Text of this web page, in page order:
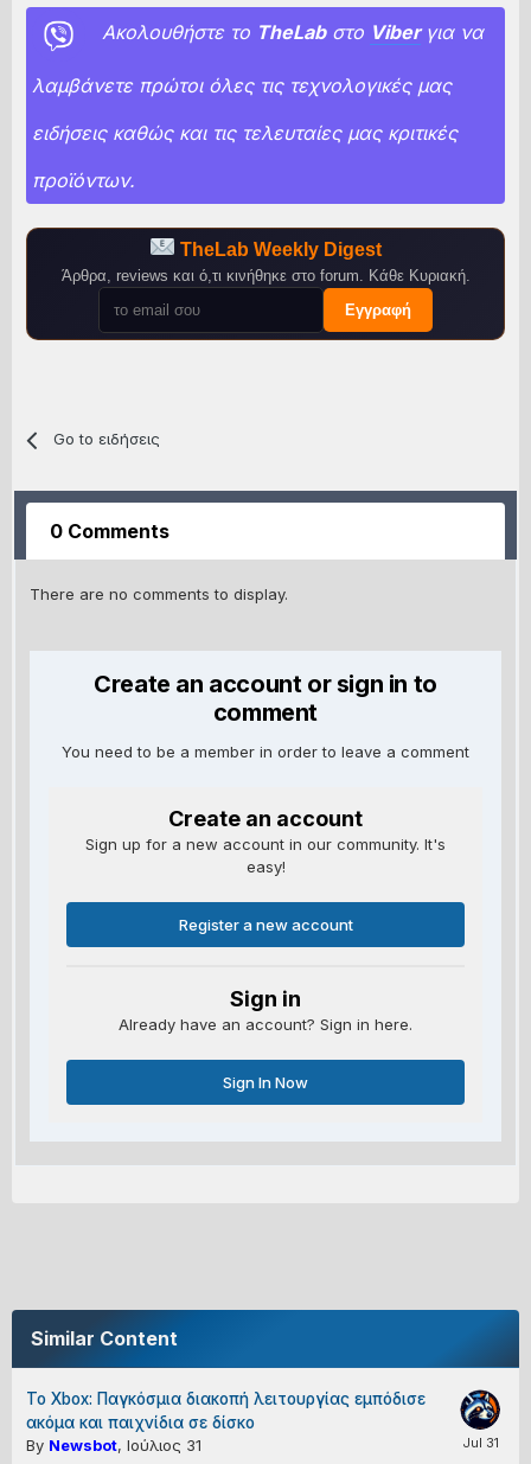
Ακολουθήστε το TheLabστο Viber για να
λαμβάνετε πρώτοι όλες τις τεχνολογικές μας
ειδήσεις καθώς και τις τελευταίες μας κριτικές
προϊόντων.
TheLab Weekly Digest
Άρθρα, reviews και ό,τι κινήθηκε στο forum. Κάθε Κυριακή.
Εγγραφή
Go to ειδήσεις
0 Comments
There are no comments to display.
Create an account or sign in to
comment
You need to be a member in order to leave a comment
Create an account
Sign up for a new account in our community. It's
easy!
Register a new account
Sign in
Already have an account? Sign in here.
Sign In Now
Similar Content
Το Xbox: Παγκόσμια διακοπή λειτουργίας εμπόδισε
ακόμα και παιχνίδια σε δίσκο
By Newsbot, Ιούλιος 31